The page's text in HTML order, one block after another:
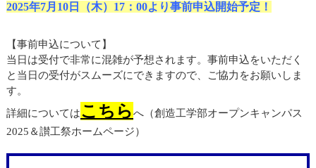
2025年7月10日（木）17：00より事前申込開始予定！
【事前申込について】
当日は受付で非常に混雑が予想されます。事前申込をいただく
と当日の受付がスムーズにできますので、ご協力をお願いしま
す。
詳細についてはこちらへ（創造工学部オープンキャンパス
2025＆讃工祭ホームページ）